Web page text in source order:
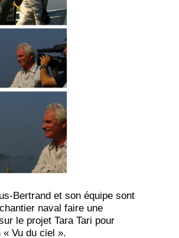
Bertrand et son équipe sont
naval faire une
le projet Tara Tari pour
« Vu du ciel ».